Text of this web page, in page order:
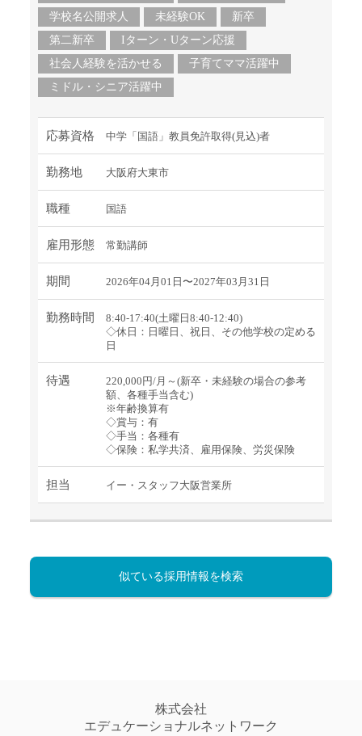
学校名公開求人
未経験OK
新卒
第二新卒
Iターン・Uターン応援
社会人経験を活かせる
子育てママ活躍中
ミドル・シニア活躍中
応募資格 中学「国語」教員免許取得(見込)者
勤務地 大阪府大東市
職種 国語
雇用形態 常勤講師
期間 2026年04月01日〜2027年03月31日
勤務時間
8:40-17:40(土曜日8:40-12:40)
◇休日：日曜日、祝日、その他学校の定める
日
待遇
220,000円/月～(新卒・未経験の場合の参考
額、各種手当含む)
※年齢換算有
◇賞与：有
◇手当：各種有
◇保険：私学共済、雇用保険、労災保険
担当 イー・スタッフ大阪営業所
似ている採用情報を検索
株式会社
エデュケーショナルネットワーク